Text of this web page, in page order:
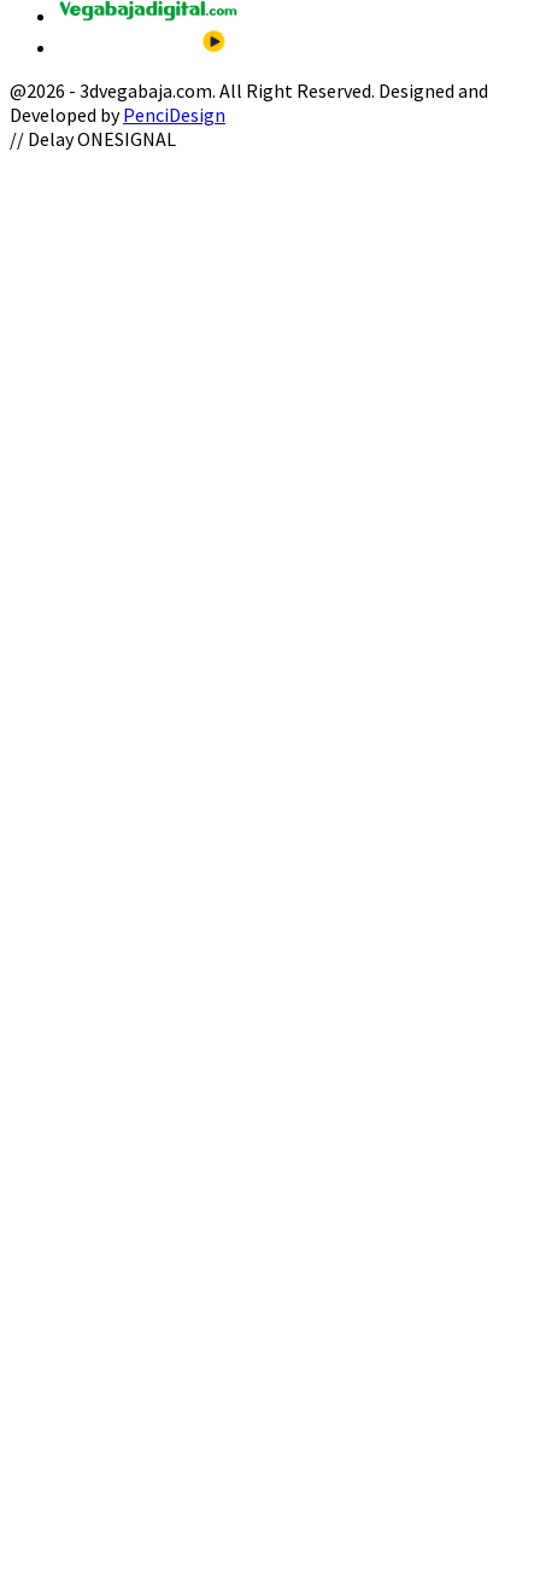
@2026 - 3dvegabaja.com. All Right Reserved. Designed and
Developed byPenciDesign
Facebook
Twitter
Instagram
Youtube
Email
// Delay ONESIGNAL